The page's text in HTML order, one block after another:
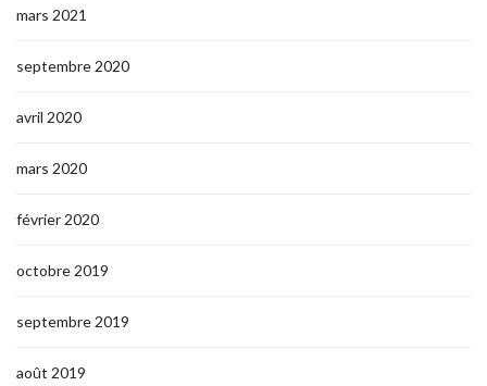
mars 2021
septembre 2020
avril 2020
mars 2020
février 2020
octobre 2019
septembre 2019
août 2019